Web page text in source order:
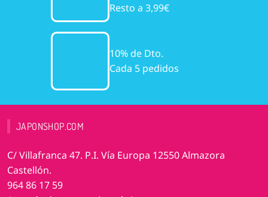
Resto a 3,99€
10% de Dto.
Cada 5 pedidos
JAPONSHOP.COM
C/ Villafranca 47. P.I. Vía Europa 12550 Almazora
Castellón.
964 86 17 59